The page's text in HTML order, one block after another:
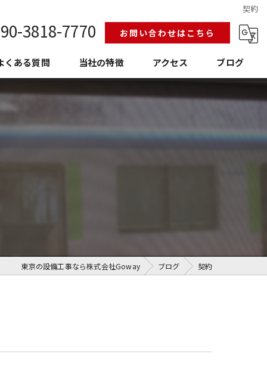
契約
3818-7770 お問い合わせはこちら
くある質問 当社の特徴
換気空調工事
アクセス ブログ
東京の設備工事なら株式会社Goway ブログ 契約